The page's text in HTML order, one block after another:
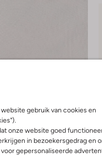
website gebruik van cookies en
onze website goed
in bezoekersgedrag en
gepersonaliseerde